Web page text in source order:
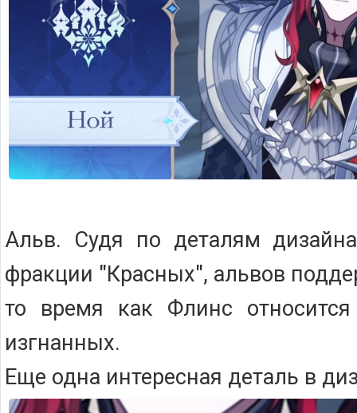
Альв. Судя по деталям
фракции "Красных", альвов
то время как Флинс
изгнанных.
Еще одна интересная деталь в